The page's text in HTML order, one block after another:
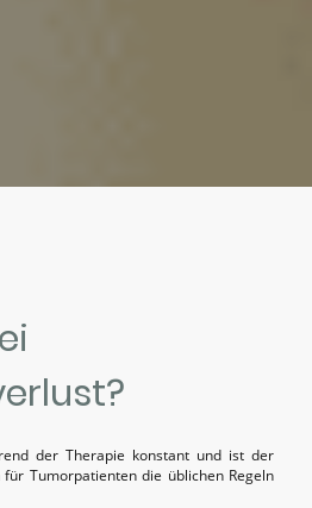
der Therapie konstant und ist der
Tumorpatienten die üblichen Regeln